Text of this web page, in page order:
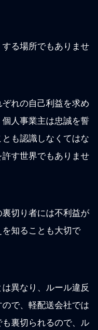
る場所でもありませ
れの自己利益を求め
人事業主は忠誠を誓
も認識しなくてはな
す世界でもありませ
裏切り者には不利益が
知ることも大切で
異なり、ルール違反
で、軽配送会社では
裏切られるので、ル